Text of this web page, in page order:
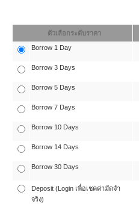
ตัวเลือกระดับราคา
Borrow 1 Day
Borrow 3 Days
Borrow 5 Days
Borrow 7 Days
Borrow 10 Days
Borrow 14 Days
Borrow 30 Days
Deposit (Login เพื่อเชคค่ามัดจำ
จริง)